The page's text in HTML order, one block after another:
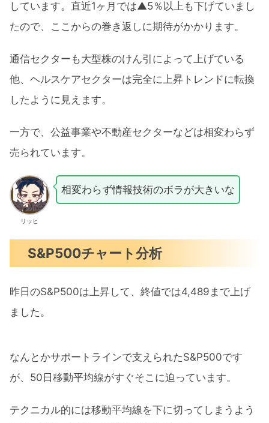
しています。直近1ヶ月では▲5％以上も下げていまし
たので、ここからの巻き返しに期待がかかります。
通信セクターも大型株のけん引によって上げている
他、ヘルスケアセクターは完全に上昇トレンドに転換
したように見えます。
一方で、公益事業や不動産セクターなどは相変わらず
売られています。
リッヒ
相変わらず情報技術のボラが大きいな
S&P500チャート分析
昨日のS&P500は上昇して、終値では4,489まで上げ
ました。
なんとかサポートラインで支えられたS&P500です
が、50日移動平均線がすぐそこに迫っています。
テクニカル的には移動平均線を下に切ってしまうよう